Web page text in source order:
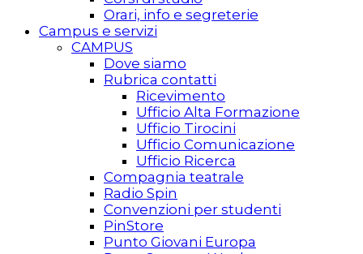
Orari, info e segreterie
Campus e servizi
CAMPUS
Dove siamo
Rubrica contatti
Ricevimento
Ufficio Alta Formazione
Ufficio Tirocini
Ufficio Comunicazione
Ufficio Ricerca
Compagnia teatrale
Radio Spin
Convenzioni per studenti
PinStore
Punto Giovani Europa